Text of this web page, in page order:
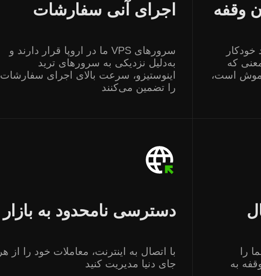
وقفه
که
است،
اجرای آنی سفارشات
سرورهای VPS ما در اروپا قرار دارند و
به‌دلیل نزدیکی به سرورهای ترید
اینوستیزو، سرعت بالای اجرای سفارشات
را تضمین می‌کنند
را
به
دسترسی نامحدود به بازار
با اتصال به اینترنت، معاملات خود را از هر
جای دنیا مدیریت کنید